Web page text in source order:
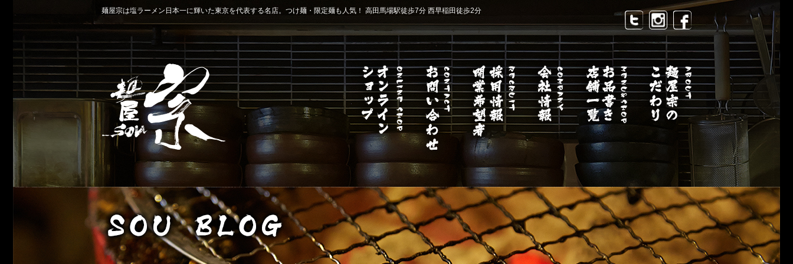
麺屋宗は塩ラーメン日本一に輝いた東京を代表する名店。つけ麺・限定麺も人気！ 高田馬場駅徒歩7分 西早稲田徒歩2分